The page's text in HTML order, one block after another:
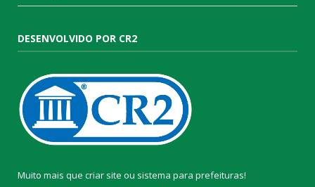
DESENVOLVIDO POR CR2
Muito mais que criar site ou sistema para prefeituras!